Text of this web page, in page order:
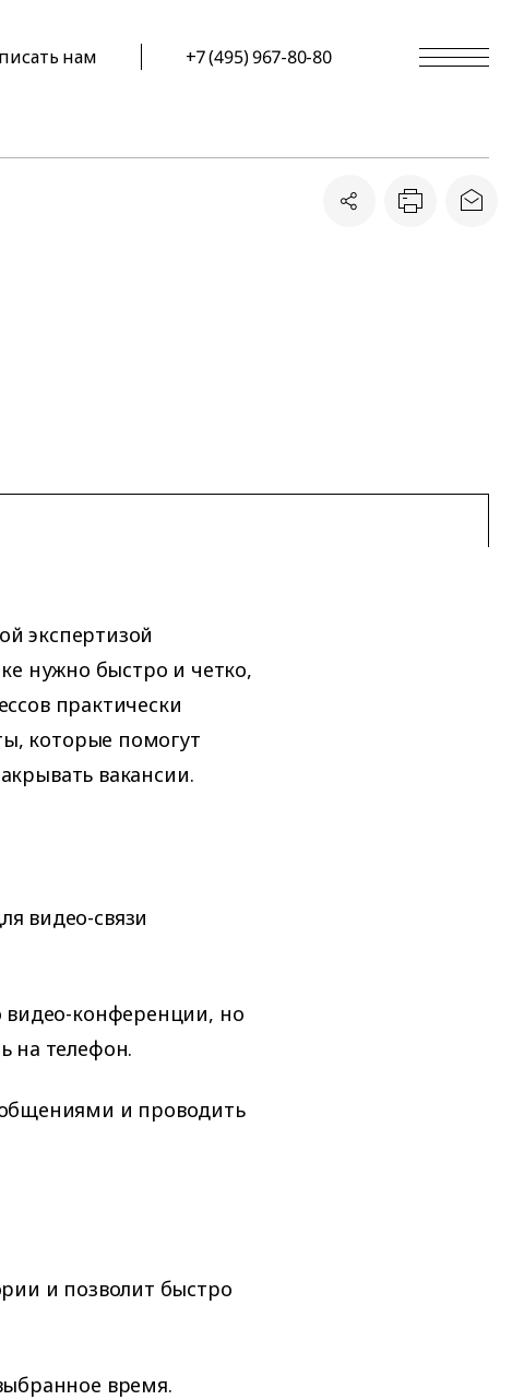
нам +7 (495) 967-80-80
экспертизой
нужно быстро и четко,
практически
которые помогут
вакансии.
видео-связи
видео-конференции, но
на телефон.
и проводить
и позволит быстро
время.